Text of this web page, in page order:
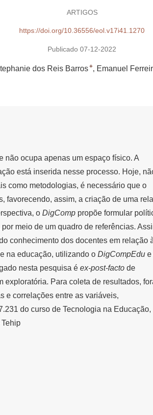
ARTIGOS
https://doi.org/10.36556/eol.v17i41.1270
Publicado 07-12-2022
dos Reis Barros+ Emanuel
não ocupa apenas um espaço físico. A
está inserida nesse processo. Hoje,
como metodologias, é necessário que o
favorecendo, assim, a criação de uma
o DigComp propõe formular
meio de um quadro de referências.
conhecimento dos docentes em relação
na educação, utilizando o DigCompEdu e
nesta pesquisa é ex-post-facto de
exploratória. Para coleta de resultados,
e correlações entre as variáveis,
do curso de Tecnologia na Educação,